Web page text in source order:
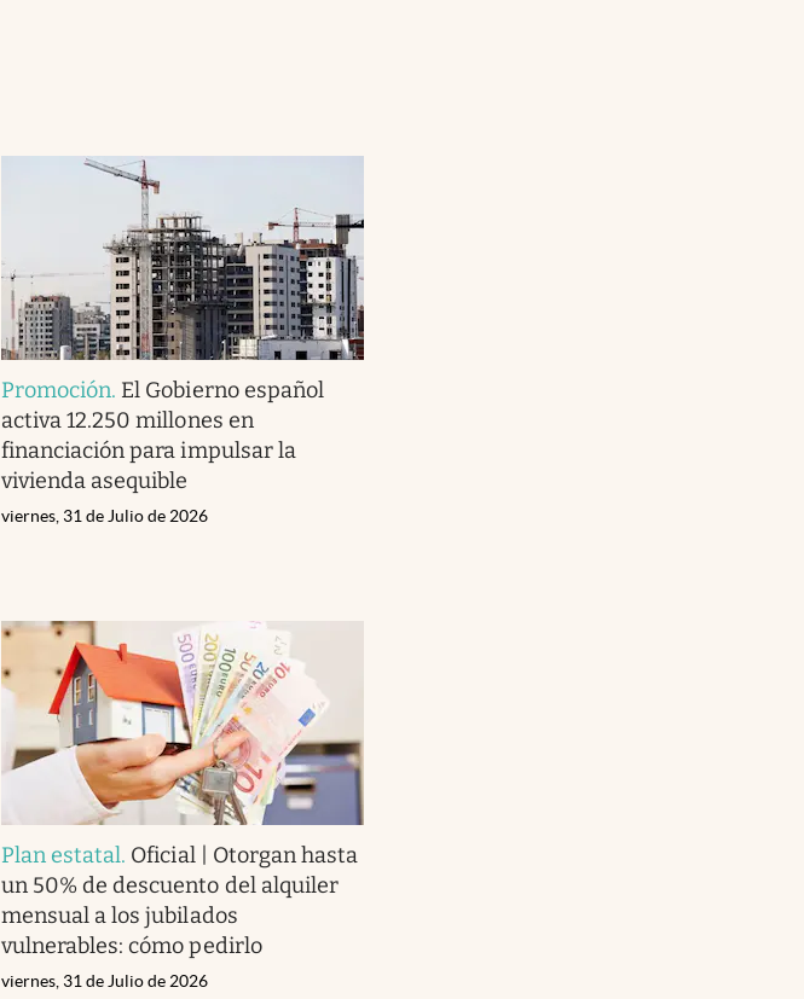
Promoción. El Gobierno español
activa 12.250 millones en
financiación para impulsar la
vivienda asequible
viernes, 31 de Julio de 2026
Plan estatal. Oficial | Otorgan hasta
un 50% de descuento del alquiler
mensual a los jubilados
vulnerables: cómo pedirlo
viernes, 31 de Julio de 2026